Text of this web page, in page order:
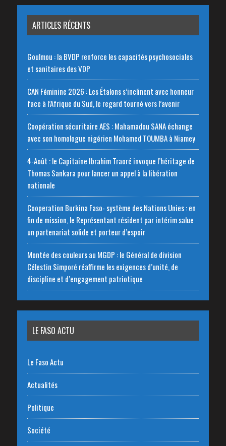
ARTICLES RÉCENTS
Goulmou : la BVDP renforce les capacités psychosociales
et sanitaires des VDP
CAN Féminine 2026 : Les Étalons s’inclinent avec honneur
face à l’Afrique du Sud, le regard tourné vers l’avenir
Coopération sécuritaire AES : Mahamadou SANA échange
avec son homologue nigérien Mohamed TOUMBA à Niamey
4-Août : le Capitaine Ibrahim Traoré invoque l’héritage de
Thomas Sankara pour lancer un appel à la libération
nationale
‎Cooperation Burkina Faso- système des Nations Unies : en
fin de mission, le Représentant résident par intérim salue
un partenariat solide et porteur d’espoir
Montée des couleurs au MGDP : le Général de division
Célestin Simporé réaffirme les exigences d’unité, de
discipline et d’engagement patriotique
LE FASO ACTU
Le Faso Actu
Actualités
Politique
Société